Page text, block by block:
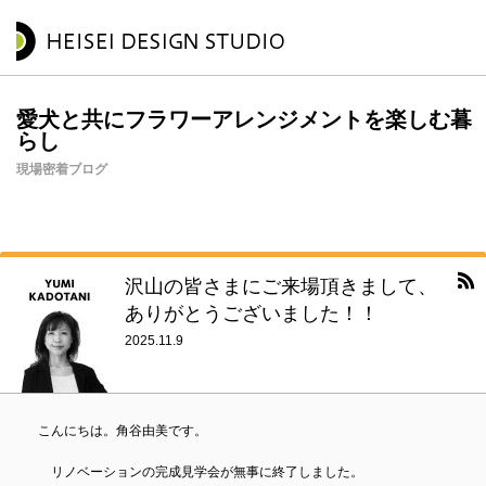
愛犬と共にフラワーアレンジメントを楽しむ暮
らし
現場密着ブログ
沢山の皆さまにご来場頂きまして、
ありがとうございました！！
2025.11.9
こんにちは。角谷由美です。
リノベーションの完成見学会が無事に終了しました。